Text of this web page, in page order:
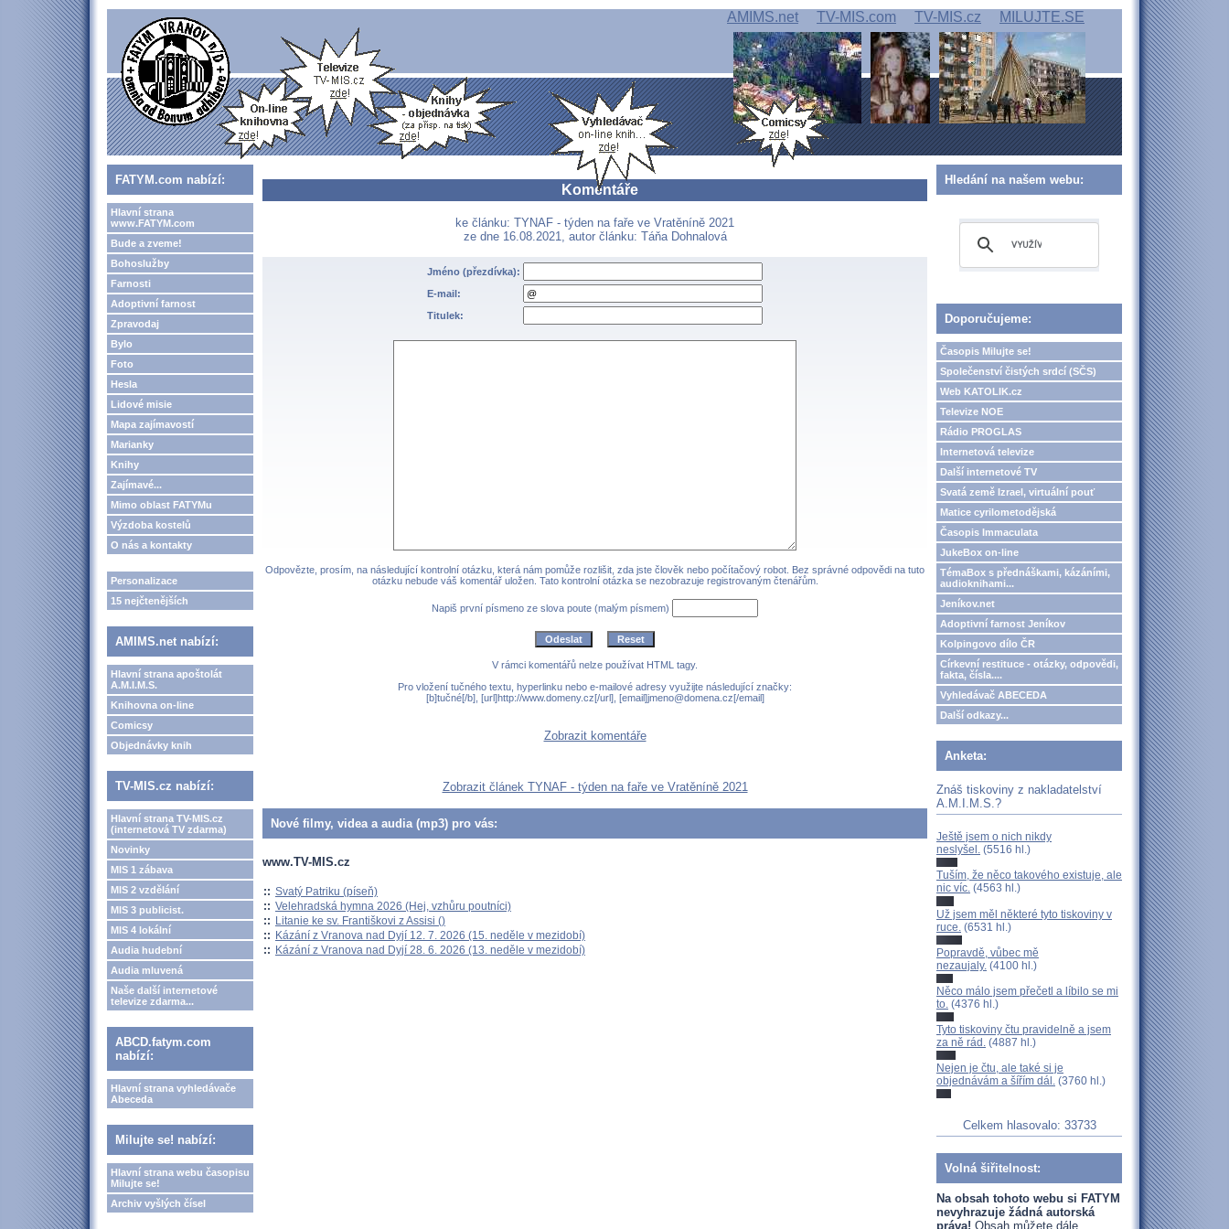
AMIMS.net TV-MIS.com TV-MIS.cz MILUJTE.SE
FATYM.com nabízí:
Hlavní strana
www.FATYM.com
Bude a zveme!
Bohoslužby
Farnosti
Adoptivní farnost
Zpravodaj
Bylo
Foto
Hesla
Lidové misie
Mapa zajímavostí
Marianky
Knihy
Zajímavé...
Mimo oblast FATYMu
Výzdoba kostelů
O nás a kontakty
Personalizace
15 nejčtenějších
AMIMS.net nabízí:
Hlavní strana apoštolát
A.M.I.M.S.
Knihovna on-line
Comicsy
Objednávky knih
TV-MIS.cz nabízí:
Hlavní strana TV-MIS.cz
(internetová TV zdarma)
Novinky
MIS 1 zábava
MIS 2 vzdělání
MIS 3 publicist.
MIS 4 lokální
Audia hudební
Audia mluvená
Naše další internetové
televize zdarma...
ABCD.fatym.com
nabízí:
Hlavní strana vyhledávače
Abeceda
Milujte se! nabízí:
Hlavní strana webu časopisu
Milujte se!
Archiv vyšlých čísel
Komentáře
ke článku: TYNAF - týden na faře ve Vratěníně 2021
ze dne 16.08.2021, autor článku: Táňa Dohnalová
Jméno (přezdívka):
E-mail:
Titulek:
Odpovězte, prosím, na následující kontrolní otázku, která nám pomůže rozlišit, zda jste člověk nebo počítačový robot. Bez správné odpovědi na tuto
otázku nebude váš komentář uložen. Tato kontrolní otázka se nezobrazuje registrovaným čtenářům.
Napiš první písmeno ze slova poute (malým písmem)
V rámci komentářů nelze používat HTML tagy.
Pro vložení tučného textu, hyperlinku nebo e-mailové adresy využijte následující značky:
[b]tučné[/b], [url]http://www.domeny.cz[/url], [email]jmeno@domena.cz[/email]
Zobrazit komentáře
Zobrazit článek TYNAF - týden na faře ve Vratěníně 2021
Nové filmy, videa a audia (mp3) pro vás:
www.TV-MIS.cz
:: Svatý Patriku (píseň)
:: Velehradská hymna 2026 (Hej, vzhůru poutníci)
:: Litanie ke sv. Františkovi z Assisi ()
:: Kázání z Vranova nad Dyjí 12. 7. 2026 (15. neděle v mezidobí)
:: Kázání z Vranova nad Dyjí 28. 6. 2026 (13. neděle v mezidobí)
Hledání na našem webu:
Doporučujeme:
Časopis Milujte se!
Společenství čistých srdcí (SČS)
Web KATOLIK.cz
Televize NOE
Rádio PROGLAS
Internetová televize
Další internetové TV
Svatá země Izrael, virtuální pouť
Matice cyrilometodějská
Časopis Immaculata
JukeBox on-line
TémaBox s přednáškami, kázáními,
audioknihami...
Jeníkov.net
Adoptivní farnost Jeníkov
Kolpingovo dílo ČR
Církevní restituce - otázky, odpovědi,
fakta, čísla....
Vyhledávač ABECEDA
Další odkazy...
Anketa:
Znáš tiskoviny z nakladatelství
A.M.I.M.S.?
Ještě jsem o nich nikdy
neslyšel. (5516 hl.)
Tuším, že něco takového existuje, ale
nic víc. (4563 hl.)
Už jsem měl některé tyto tiskoviny v
ruce. (6531 hl.)
Popravdě, vůbec mě
nezaujaly. (4100 hl.)
Něco málo jsem přečetl a líbilo se mi
to. (4376 hl.)
Tyto tiskoviny čtu pravidelně a jsem
za ně rád. (4887 hl.)
Nejen je čtu, ale také si je
objednávám a šířím dál. (3760 hl.)
Celkem hlasovalo: 33733
Volná šiřitelnost:
Na obsah tohoto webu si FATYM
nevyhrazuje žádná autorská
práva! Obsah můžete dále